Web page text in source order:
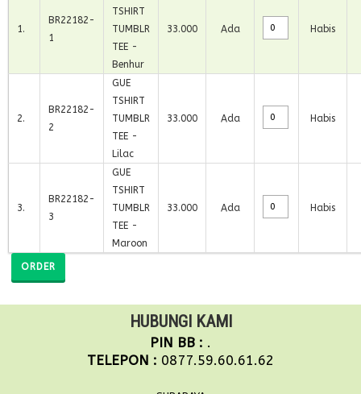
1.
BR22182-
1
TSHIRT
TUMBLR
TEE -
Benhur
33.000 Ada Habis
2.
BR22182-
2
GUE
TSHIRT
TUMBLR
TEE -
Lilac
33.000 Ada Habis
3.
BR22182-
3
GUE
TSHIRT
TUMBLR
TEE -
Maroon
33.000 Ada Habis
ORDER
HUBUNGI KAMI
PIN BB : .
TELEPON : 0877.59.60.61.62